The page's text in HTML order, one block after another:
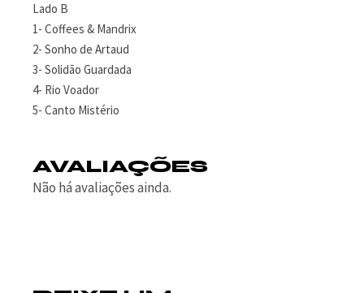
Lado B
1- Coffees & Mandrix
2- Sonho de Artaud
3- Solidão Guardada
4- Rio Voador
5- Canto Mistério
AVALIAÇÕES
Não há avaliações ainda.